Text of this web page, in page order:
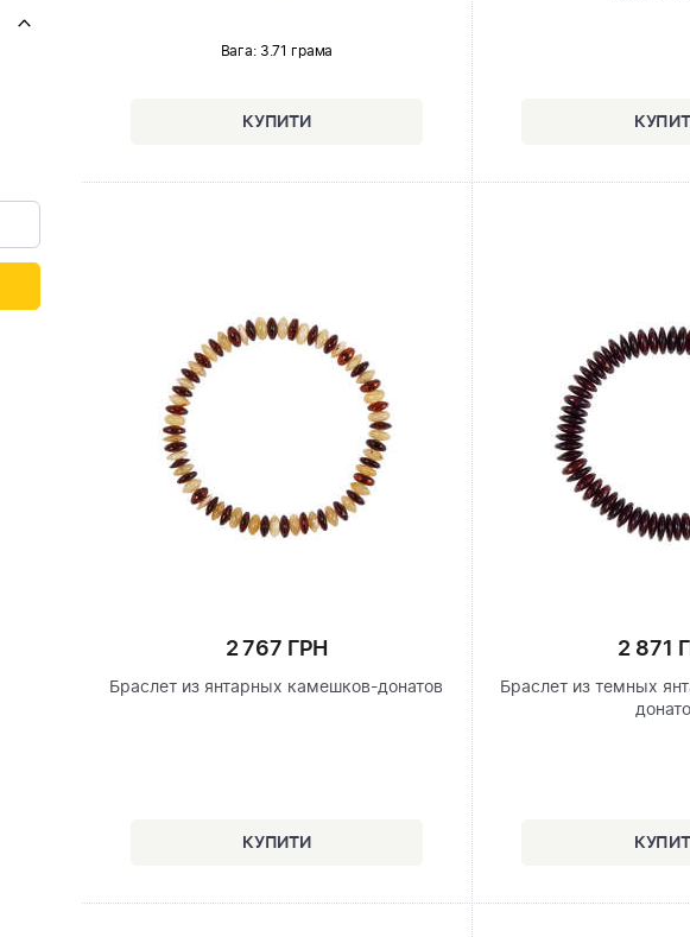
Вага: 3.71 грама
2 767 ГРН
Браслет из янтарных камешков-донатов
2 871
Браслет из темных